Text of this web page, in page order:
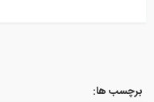
برچسب ها: